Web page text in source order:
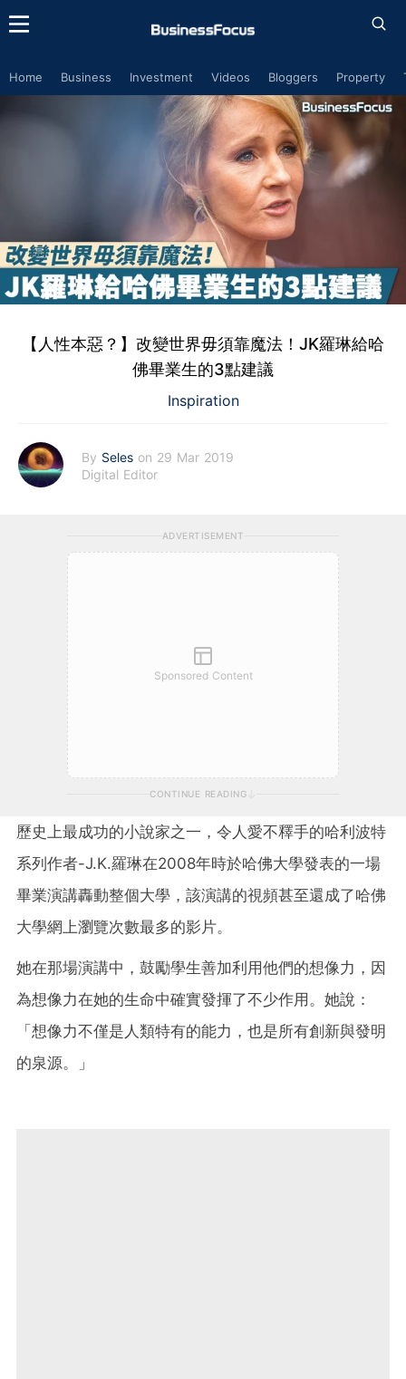
Home Business Investment Videos Bloggers Property
【人性本惡？】改變世界毋須靠魔法！JK羅琳給哈
佛畢業生的3點建議
Inspiration
By Seles on 29 Mar 2019
Digital Editor
ADVERTISEMENT
Sponsored Content
CONTINUE READING
歷史上最成功的小說家之一，令人愛不釋手的哈利波特
系列作者-J.K.羅琳在2008年時於哈佛大學發表的一場
畢業演講轟動整個大學，該演講的視頻甚至還成了哈佛
大學網上瀏覽次數最多的影片。
她在那場演講中，鼓勵學生善加利用他們的想像力，因
為想像力在她的生命中確實發揮了不少作用。她說：
「想像力不僅是人類特有的能力，也是所有創新與發明
的泉源。」